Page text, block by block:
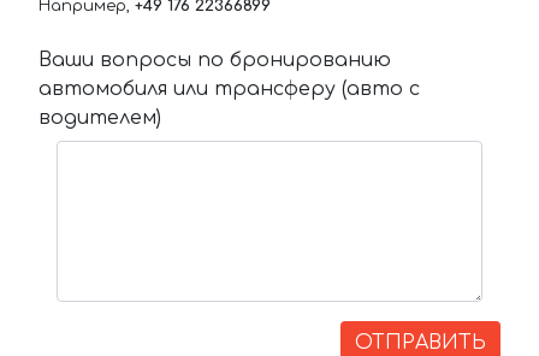
Например, +49 176 22366899
Ваши вопросы по бронированию
автомобиля или трансферу (авто с
водителем)
ОТПРАВИТЬ